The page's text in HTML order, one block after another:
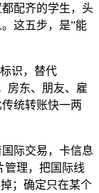
配齐的学生，头
这五步，是”能
识，替代
房东、朋友、雇
统转账快一两
际交易，卡信息
管理，把国际线
；确定只在某个